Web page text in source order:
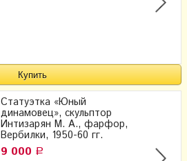
Статуэтка «Юный
динамовец», скульптор
Интизарян​ М. А.​, фарфор,
Вербилки, 1950-60 гг.
9 000 Р